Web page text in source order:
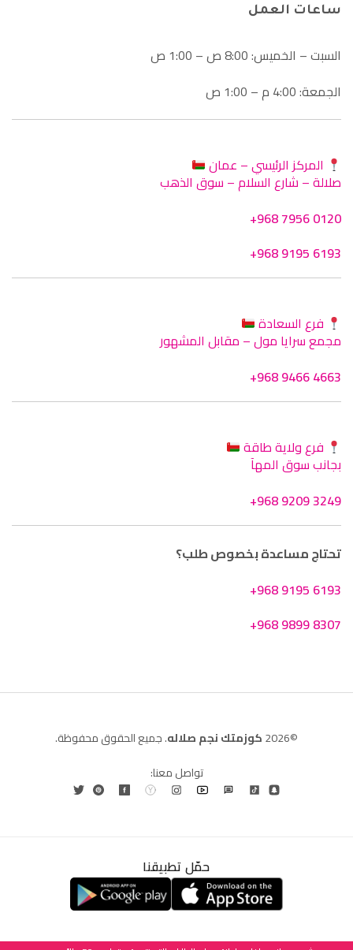
ساعات العمل
السبت – الخميس: 8:00 ص – 1:00 ص
الجمعة: 4:00 م – 1:00 ص
المركز الرئيسي – عمان
صلالة – شارع السلام – سوق الذهب
+968 7956 0120
+968 9195 6193
فرع السعادة
مجمع سرايا مول – مقابل المشهور
+968 9466 4663
فرع ولاية طاقة
بجانب سوق المهآ
+968 9209 3249
تحتاج مساعدة بخصوص طلب؟
+968 9195 6193
+968 9899 8307
©2026 كوزمتك نجم صلاله. جميع الحقوق محفوظة.
تواصل معنا:
حمّل تطبيقنا